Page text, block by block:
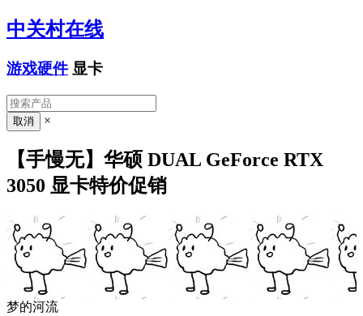
中关村在线
游戏硬件 显卡
×
【手慢无】华硕 DUAL GeForce RTX
3050 显卡特价促销
梦的河流